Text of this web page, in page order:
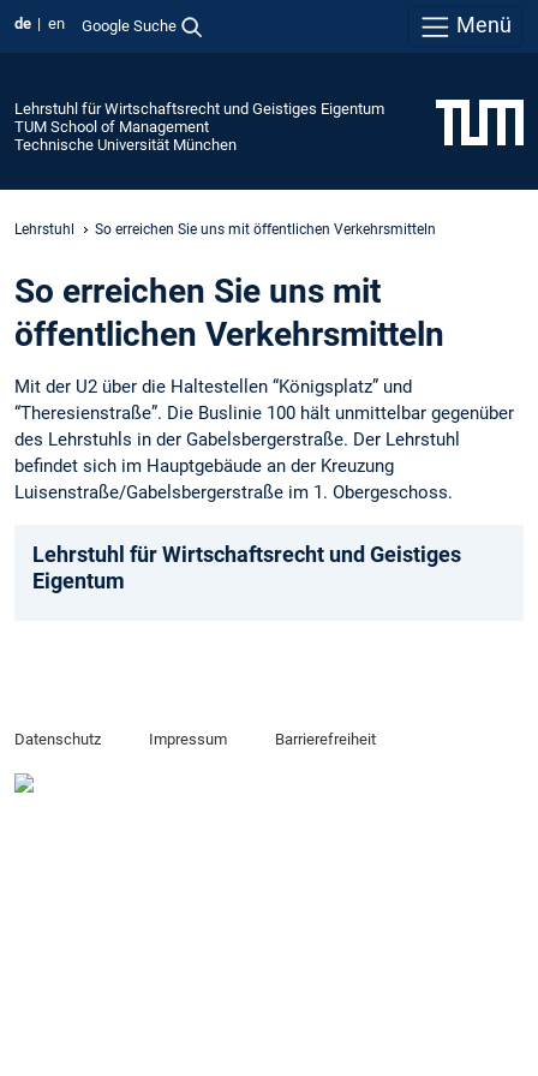
de en Google Suche Menü
Lehrstuhl für Wirtschaftsrecht und Geistiges Eigentum
TUM School of Management
Technische Universität München
Lehrstuhl So erreichen Sie uns mit öffentlichen Verkehrsmitteln
So erreichen Sie uns mit
öffentlichen Verkehrsmitteln
Mit der U2 über die Haltestellen “Königsplatz” und
“Theresienstraße”. Die Buslinie 100 hält unmittelbar gegenüber
des Lehrstuhls in der Gabelsbergerstraße. Der Lehrstuhl
befindet sich im Hauptgebäude an der Kreuzung
Luisenstraße/Gabelsbergerstraße im 1. Obergeschoss.
Lehrstuhl für Wirtschaftsrecht und Geistiges
Eigentum
Datenschutz Impressum Barrierefreiheit